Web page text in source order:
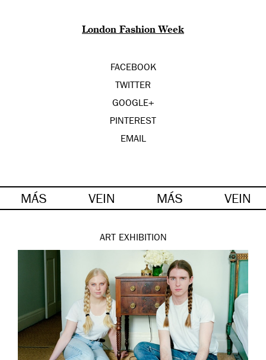
London Fashion Week
FACEBOOK
TWITTER
GOOGLE+
PINTEREST
EMAIL
MÁS VEIN MÁS VEIN
ART EXHIBITION